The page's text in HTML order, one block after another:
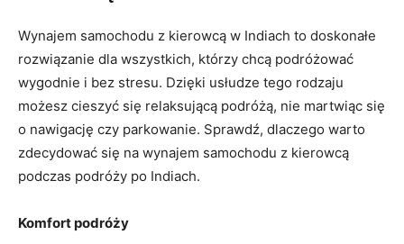
Wynajem samochodu z kierowcą w Indiach to​ doskonałe ​
rozwiązanie dla wszystkich, którzy chcą⁢ podróżować
wygodnie i‌ bez stresu. Dzięki⁤ usłudze ⁣tego rodzaju
możesz cieszyć‍ się relaksującą‍ podróżą,⁢ nie⁣ martwiąc się
o⁤ nawigację czy⁤ parkowanie. Sprawdź, dlaczego⁢ warto
zdecydować się‍ na⁤ wynajem samochodu z⁣ kierowcą
⁢podczas podróży ⁢po Indiach.
Komfort ‌podróży